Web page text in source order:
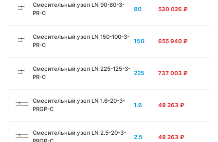
Смесительный узел LN 90-80-3-
PR-C
90 530 026 ₽
Смесительный узел LN 150-100-3-
PR-C
150 655 940 ₽
Смесительный узел LN 225-125-3-
PR-C
225 737 003 ₽
Смесительный узел LN 1.6-20-3-
PRGP-C
1.6 49 263 ₽
Смесительный узел LN 2.5-20-3-
2.5 49 263 ₽